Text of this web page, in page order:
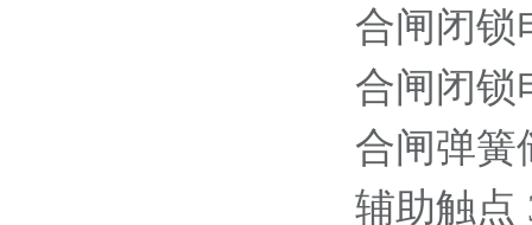
合闸闭锁
合闸闭锁
合闸弹簧
辅助触点